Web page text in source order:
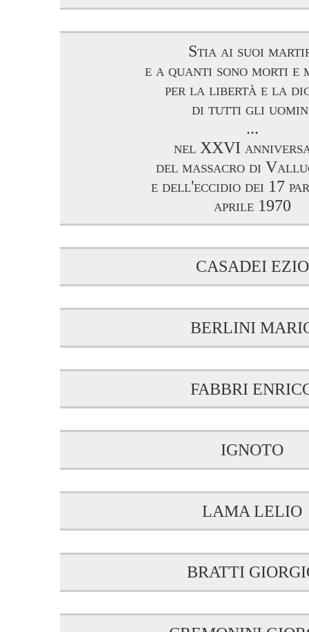
Stia ai suoi
e a quanti sono morti e
per la libertà e la
di tutti gli
...
nel XXVI
del massacro di
e dell'eccidio dei 17
aprile 1970
CASADEI EZIO
BERLINI
FABBRI
IGNOTO
LAMA LELIO
BRATTI